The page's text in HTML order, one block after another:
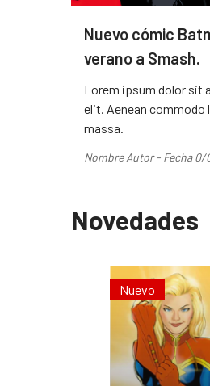
Nuevo cómic
verano a Smash.
Lorem ipsum dolor sit
elit. Aenean commodo
massa.
Nombre Autor - Fecha
Novedades
Nuevo